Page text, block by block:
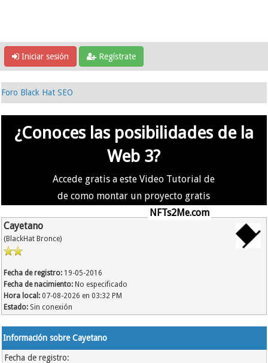
Iniciar sesión Regístrate
Foro Black Hat SEO
¿Conoces las posibilidades de la
Web 3?
Accede gratis a este Video Tutorial de
de como montar un proyecto gratis
NFTs2Me.com
Cayetano
(BlackHat Bronce)
Fecha de registro: 19-05-2016
Fecha de nacimiento: No especificado
Hora local: 07-08-2026 en 03:32 PM
Estado: Sin conexión
Información sobre Cayetano
Fecha de registro: